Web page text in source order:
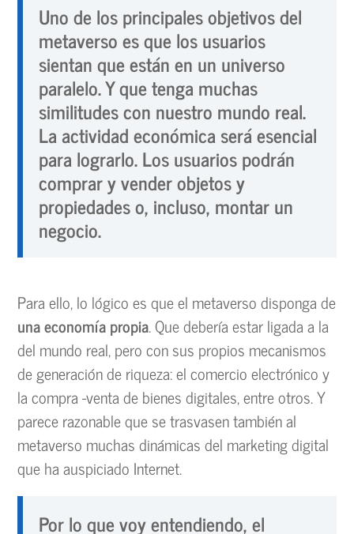
Uno de los principales objetivos del
metaverso es que los usuarios
sientan que están en un universo
paralelo. Y que tenga muchas
similitudes con nuestro mundo real.
La actividad económica será esencial
para lograrlo. Los usuarios podrán
comprar y vender objetos y
propiedades o, incluso, montar un
negocio.
Para ello, lo lógico es que el metaverso disponga de
una economía propia. Que debería estar ligada a la
del mundo real, pero con sus propios mecanismos
de generación de riqueza: el comercio electrónico y
la compra -venta de bienes digitales, entre otros. Y
parece razonable que se trasvasen también al
metaverso muchas dinámicas del marketing digital
que ha auspiciado Internet.
Por lo que voy entendiendo, el